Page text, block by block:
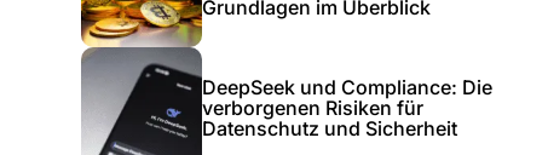
Grundlagen im Überblick
DeepSeek und Compliance: Die
verborgenen Risiken für
Datenschutz und Sicherheit